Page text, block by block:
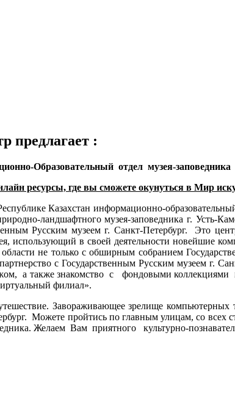
предлагает :
Образовательный отдел музея-заповедника
ресурсы, где вы сможете окунуться в Мир
Казахстан информационно-
ландшафтного музея-заповедника г.
Русским музеем г. Санкт-Петербург. Это
использующий в своей деятельности новейшие
области не только с обширным собранием
с Государственным Русским музеем г.
а также знакомство с фондовыми
филиал».
Завораживающее зрелище
Можете пройтись по главным улицам, со всех
Желаем Вам приятного культурно-